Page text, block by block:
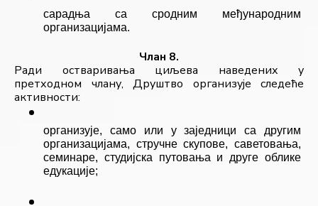
сарадња са сродним међународним
организацијама.
Члан 8.
Ради остваривања циљева наведених у
претходном члану, Друштво организује следеће
активности:
организује, само или у заједници са другим
организацијама, стручне скупове, саветовања,
семинаре, студијска путовања и друге облике
едукације;